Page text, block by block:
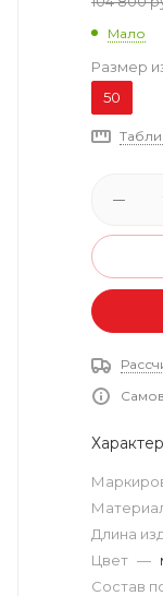
Мало
Размер
50
Длина
Цвет —
Состав